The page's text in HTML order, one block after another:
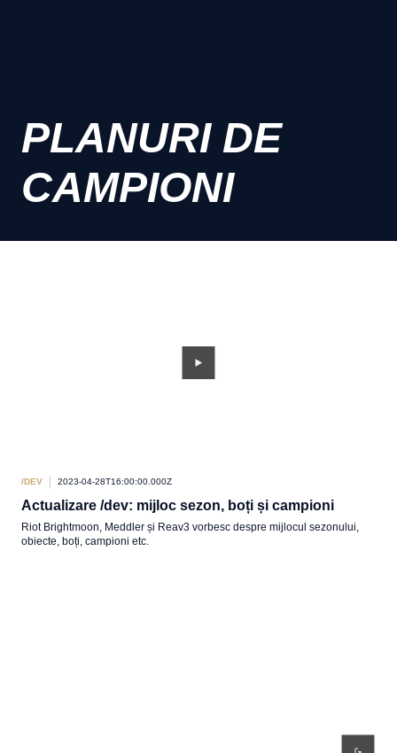
PLANURI DE
CAMPIONI
/DEV 2023-04-28T16:00:00.000Z
Actualizare /dev: mijloc sezon, boți și campioni
Riot Brightmoon, Meddler și Reav3 vorbesc despre mijlocul sezonului,
obiecte, boți, campioni etc.